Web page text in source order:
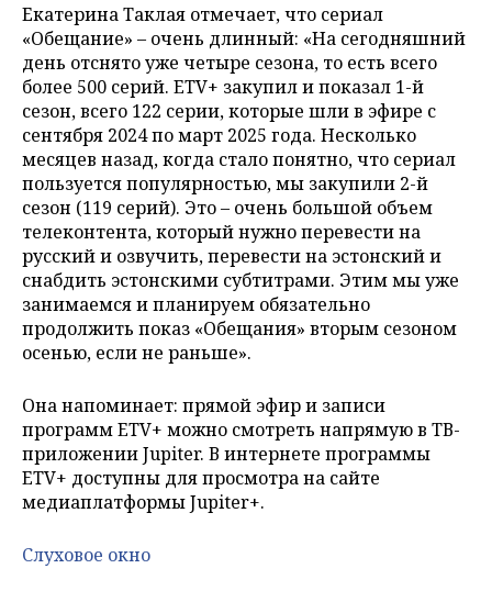
Екатерина Таклая отмечает, что сериал
«Обещание» – очень длинный: «На сегодняшний
день отснято уже четыре сезона, то есть всего
более 500 серий. ETV+ закупил и показал 1-й
сезон, всего 122 серии, которые шли в эфире с
сентября 2024 по март 2025 года. Несколько
месяцев назад, когда стало понятно, что сериал
пользуется популярностью, мы закупили 2-й
сезон (119 серий). Это – очень большой объем
телеконтента, который нужно перевести на
русский и озвучить, перевести на эстонский и
снабдить эстонскими субтитрами. Этим мы уже
занимаемся и планируем обязательно
продолжить показ «Обещания» вторым сезоном
осенью, если не раньше».
Она напоминает: прямой эфир и записи
программ ETV+ можно смотреть напрямую в ТВ-
приложении Jupiter. В интернете программы
ETV+ доступны для просмотра на сайте
медиаплатформы Jupiter+.
Слуховое окно